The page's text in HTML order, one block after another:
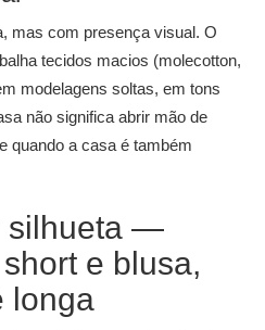
mas com presença visual. O
tecidos macios (molecotton,
modelagens soltas, em tons
não significa abrir mão de
quando a casa é também
silhueta —
e blusa,
longa